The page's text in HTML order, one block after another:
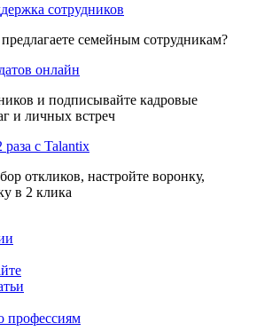
сотрудников
семейным сотрудникам?
онлайн
и подписывайте кадровые
и личных встреч
раза с Talantix
откликов, настройте воронку,
в 2 клика
профессиям